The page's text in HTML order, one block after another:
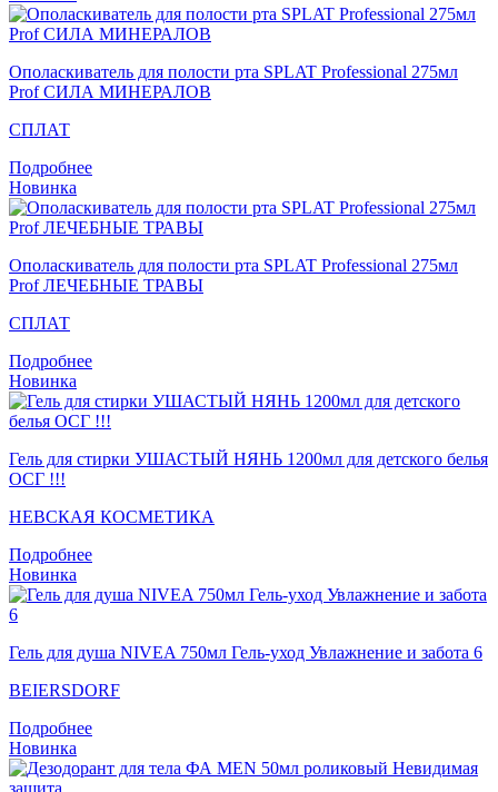
Ополаскиватель для полости рта SPLAT Professional 275мл
Prof СИЛА МИНЕРАЛОВ
СПЛАТ
Подробнее
Новинка
Ополаскиватель для полости рта SPLAT Professional 275мл
Prof ЛЕЧЕБНЫЕ ТРАВЫ
СПЛАТ
Подробнее
Новинка
Гель для стирки УШАСТЫЙ НЯНЬ 1200мл для детского белья
ОСГ !!!
НЕВСКАЯ КОСМЕТИКА
Подробнее
Новинка
Гель для душа NIVEA 750мл Гель-уход Увлажнение и забота 6
BEIERSDORF
Подробнее
Новинка